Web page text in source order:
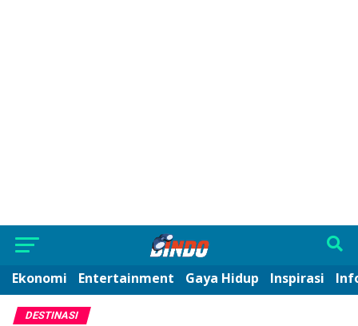
Ekonomi Entertainment Gaya Hidup Inspirasi
DESTINASI